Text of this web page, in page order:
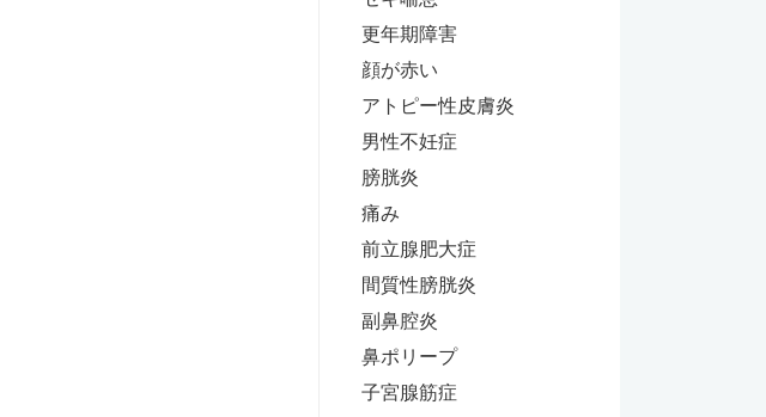
更年期障害
顔が赤い
アトピー性皮膚炎
男性不妊症
膀胱炎
痛み
前立腺肥大症
間質性膀胱炎
副鼻腔炎
鼻ポリープ
子宮腺筋症